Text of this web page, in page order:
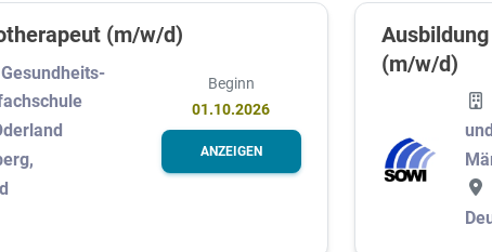
(m/w/d)
Beginn
01.10.2026
ANZEIGEN
(m/w/d)